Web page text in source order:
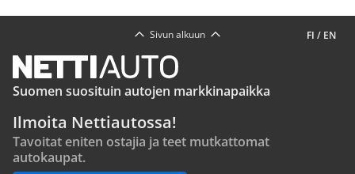
FI / EN
Sivun alkuun
Suomen suosituin autojen markkinapaikka
Ilmoita Nettiautossa!
Tavoitat eniten ostajia ja teet mutkattomat
autokaupat.